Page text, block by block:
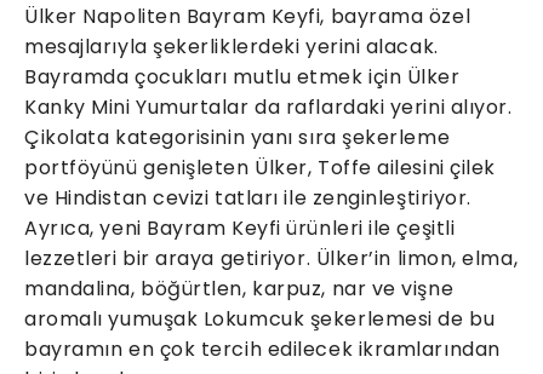
Ülker Napoliten Bayram Keyfi, bayrama özel
mesajlarıyla şekerliklerdeki yerini alacak.
Bayramda çocukları mutlu etmek için Ülker
Kanky Mini Yumurtalar da raflardaki yerini alıyor.
Çikolata kategorisinin yanı sıra şekerleme
portföyünü genişleten Ülker, Toffe ailesini çilek
ve Hindistan cevizi tatları ile zenginleştiriyor.
Ayrıca, yeni Bayram Keyfi ürünleri ile çeşitli
lezzetleri bir araya getiriyor. Ülker’in limon, elma,
mandalina, böğürtlen, karpuz, nar ve vişne
aromalı yumuşak Lokumcuk şekerlemesi de bu
bayramın en çok tercih edilecek ikramlarından